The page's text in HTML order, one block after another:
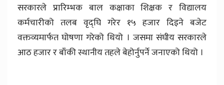
सरकारले प्रारिम्भक बाल कक्षाका शिक्षक र विद्यालय
कर्मचारीको तलब वृद्घि गरेर १५ हजार दिइने बजेट
वक्तव्यमार्फत घोषणा गरेको थियो । जसमा संघीय सरकारले
आठ हजार र बाँकी स्थानीय तहले बेहोर्नुपर्ने जनाएको थियो ।